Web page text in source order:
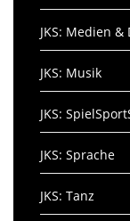
JKS: Medien &
JKS: Musik
JKS:
JKS: Sprache
JKS: Tanz